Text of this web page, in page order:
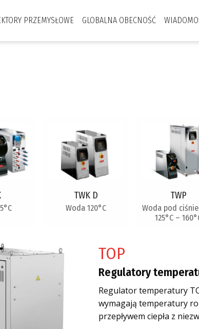
PRZEMYSŁOWE GLOBALNA OBECNOŚĆ
TWK D
Woda 120°C
TWP
Woda pod
125°C –
TOP
Regulatory
Regulator temperatury
wymagają temperatury
przepływem ciepła z